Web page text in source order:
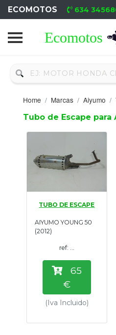
ECOMOTOS 634
Home
Nuevo
Neumáticos
Campa
Motores
Nuevos
Motores
Usados
Tasaciones
Formulario
Empresa
Contacto
Home Marcas Aiyumo
Tubo de Escape para
TUBO DE ESCAPE
AIYUMO YOUNG 50
(2012)
ref: ...
65
€
(Iva Incluido)